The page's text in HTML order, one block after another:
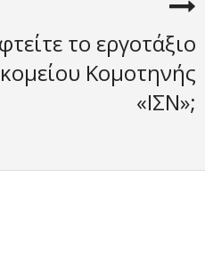
το εργοτάξιο
Κομοτηνής
«ΙΣΝ»;